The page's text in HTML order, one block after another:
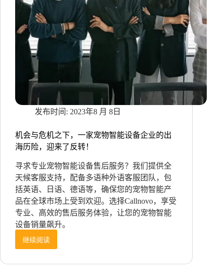
2023年8 月 8日
机会与危机之下，一家宠物智能设备企业的出
海历险，迎来了反转！
寻求专业宠物智能设备售后服务？我们提供全
天候客服支持，配备多语种外语客服团队，包
括英语、日语、德语等，确保您的宠物智能产
品在全球市场上受到欢迎。选择Callnovo，享受
专业、高效的售后服务体验，让您的宠物智能
设备销量飙升。
继续阅读
机
与